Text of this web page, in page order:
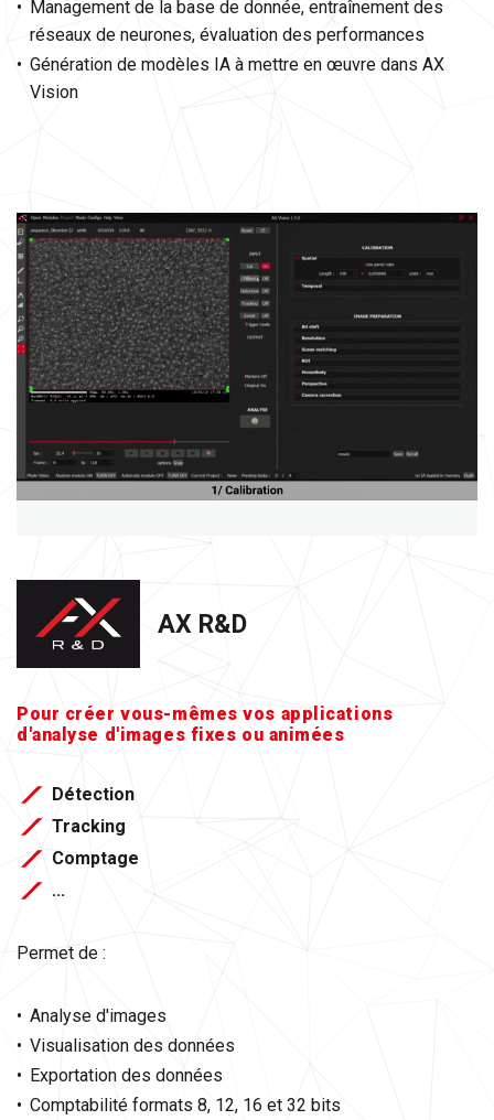
Management de la base de donnée, entraînement des
réseaux de neurones, évaluation des performances
Génération de modèles IA à mettre en œuvre dans AX
Vision
AX R&D
Pour créer vous-mêmes vos applications
d'analyse d'images fixes ou animées
Détection
Tracking
Comptage
...
Permet de :
Analyse d'images
Visualisation des données
Exportation des données
Comptabilité formats 8, 12, 16 et 32 bits